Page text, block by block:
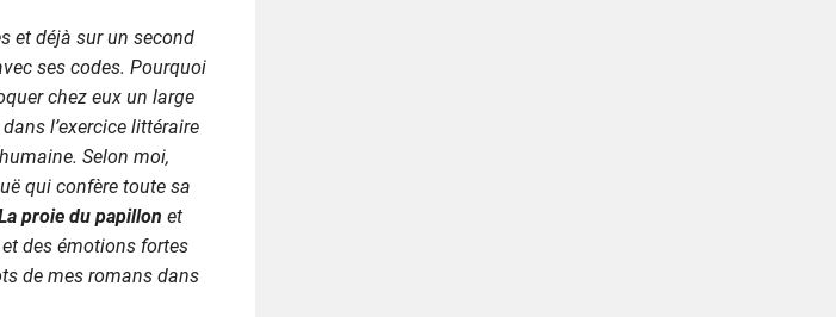
et déjà sur un second
ses codes. Pourquoi
chez eux un large
l’exercice littéraire
Selon moi,
qui confère toute sa
proie du papillon et
des émotions fortes
de mes romans dans